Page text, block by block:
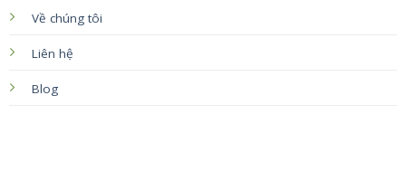
Về chúng tôi
Liên hệ
Blog